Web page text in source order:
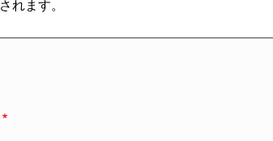
れます。